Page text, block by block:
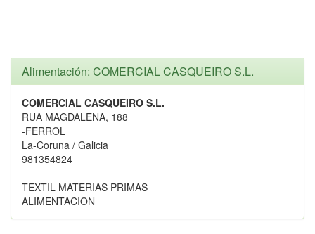
Alimentación: COMERCIAL CASQUEIRO S.L.
COMERCIAL CASQUEIRO S.L.
RUA MAGDALENA, 188
-FERROL
La-Coruna / Galicia
981354824
TEXTIL MATERIAS PRIMAS
ALIMENTACION